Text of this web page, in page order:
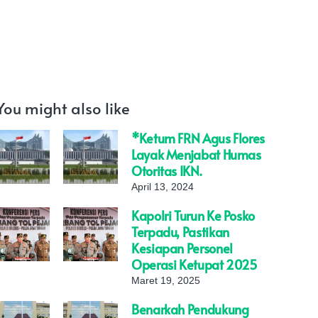
might also like
*Ketum FRN Agus Flores
Layak Menjabat Humas
Otoritas IKN.
April 13, 2024
Kapolri Turun Ke Posko
Terpadu, Pastikan
Kesiapan Personel
Operasi Ketupat 2025
Maret 19, 2025
Benarkah Pendukung